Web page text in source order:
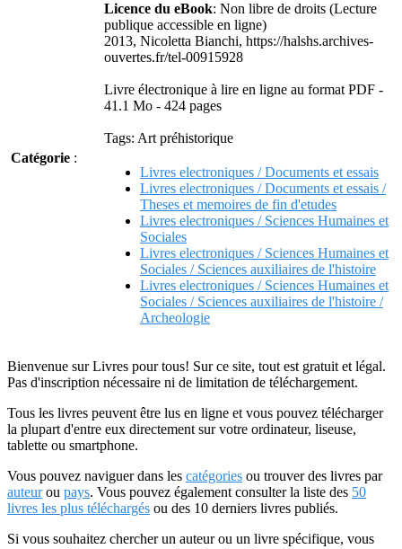
Licence du eBook: Non libre de droits (Lecture
publique accessible en ligne)
2013, Nicoletta Bianchi, https://halshs.archives-
ouvertes.fr/tel-00915928
Livre électronique à lire en ligne au format PDF -
41.1 Mo - 424 pages
Tags: Art préhistorique
Catégorie :
Livres electroniques / Documents et essais
Livres electroniques / Documents et essais /
Theses et memoires de fin d'etudes
Livres electroniques / Sciences Humaines et
Sociales
Livres electroniques / Sciences Humaines et
Sociales / Sciences auxiliaires de l'histoire
Livres electroniques / Sciences Humaines et
Sociales / Sciences auxiliaires de l'histoire /
Archeologie
Bienvenue sur Livres pour tous! Sur ce site, tout est gratuit et légal.
Pas d'inscription nécessaire ni de limitation de téléchargement.
Tous les livres peuvent être lus en ligne et vous pouvez télécharger
la plupart d'entre eux directement sur votre ordinateur, liseuse,
tablette ou smartphone.
Vous pouvez naviguer dans les catégories ou trouver des livres par
auteurou pays. Vous pouvez également consulter la liste des 50
livres les plus téléchargés ou des 10 derniers livres publiés.
Si vous souhaitez chercher un auteur ou un livre spécifique, vous